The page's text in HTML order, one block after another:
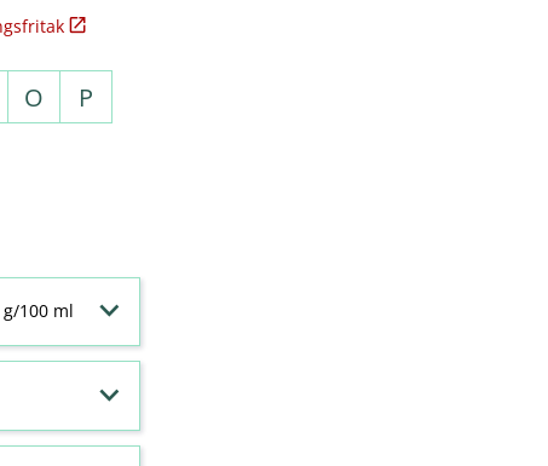
O
P
100 ml